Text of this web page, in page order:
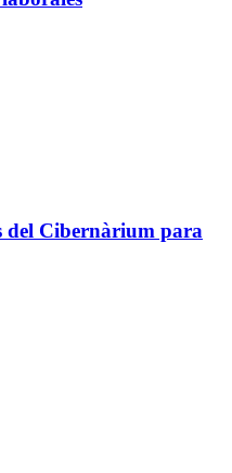
del Cibernàrium para